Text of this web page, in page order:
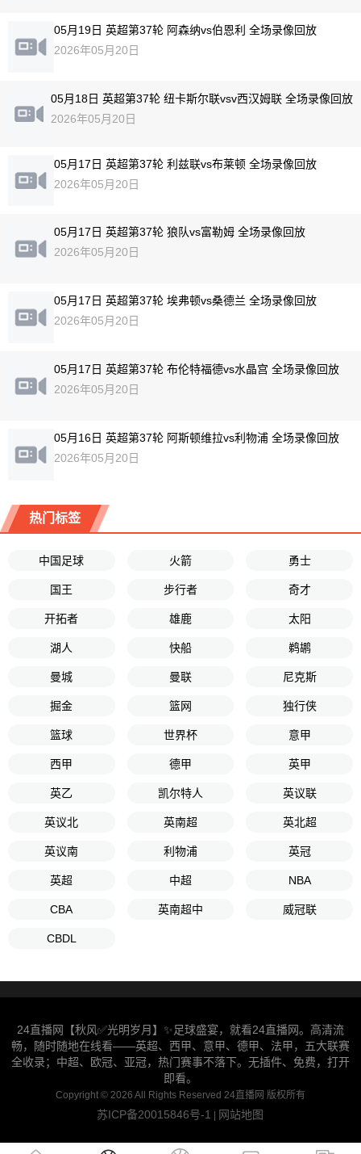
05月19日 英超第37轮 阿森纳vs伯恩利 全场录像回放
2026年05月20日
05月18日 英超第37轮 纽卡斯尔联vsv西汉姆联 全场录像回放
2026年05月20日
05月17日 英超第37轮 利兹联vs布莱顿 全场录像回放
2026年05月20日
05月17日 英超第37轮 狼队vs富勒姆 全场录像回放
2026年05月20日
05月17日 英超第37轮 埃弗顿vs桑德兰 全场录像回放
2026年05月20日
05月17日 英超第37轮 布伦特福德vs水晶宫 全场录像回放
2026年05月20日
05月16日 英超第37轮 阿斯顿维拉vs利物浦 全场录像回放
2026年05月20日
热门标签
中国足球 火箭 勇士
国王 步行者 奇才
开拓者 雄鹿 太阳
湖人 快船 鹈鹕
曼城 曼联 尼克斯
掘金 篮网 独行侠
篮球 世界杯 意甲
西甲 德甲 英甲
英乙 凯尔特人 英议联
英议北 英南超 英北超
英议南 利物浦 英冠
英超 中超 NBA
CBA 英南超中 威冠联
CBDL
24直播网【秋风✅光明岁月】✨足球盛宴，就看24直播网。高清流
畅，随时随地在线看——英超、西甲、意甲、德甲、法甲，五大联赛
全收录；中超、欧冠、亚冠，热门赛事不落下。无插件、免费，打开
即看。
Copyright © 2026 All Rights Reserved 24直播网 版权所有
苏ICP备20015846号-1 网站地图